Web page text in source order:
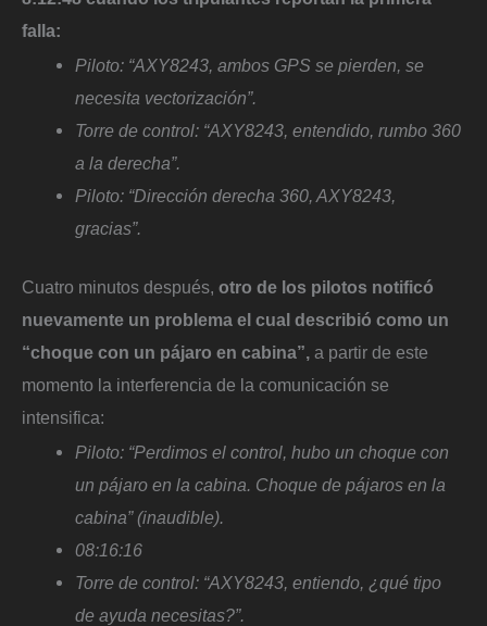
falla:
Piloto: “AXY8243, ambos GPS se pierden, se
necesita vectorización”.
Torre de control: “AXY8243, entendido, rumbo 360
a la derecha”.
Piloto: “Dirección derecha 360, AXY8243,
gracias”.
Cuatro minutos después, otro de los pilotos notificó
nuevamente un problema el cual describió como un
“choque con un pájaro en cabina”, a partir de este
momento la interferencia de la comunicación se
intensifica:
Piloto: “Perdimos el control, hubo un choque con
un pájaro en la cabina. Choque de pájaros en la
cabina” (inaudible).
08:16:16
Torre de control: “AXY8243, entiendo, ¿qué tipo
de ayuda necesitas?”.